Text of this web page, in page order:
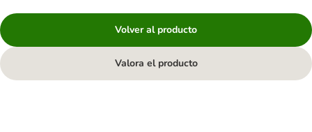
Volver al producto
Valora el producto